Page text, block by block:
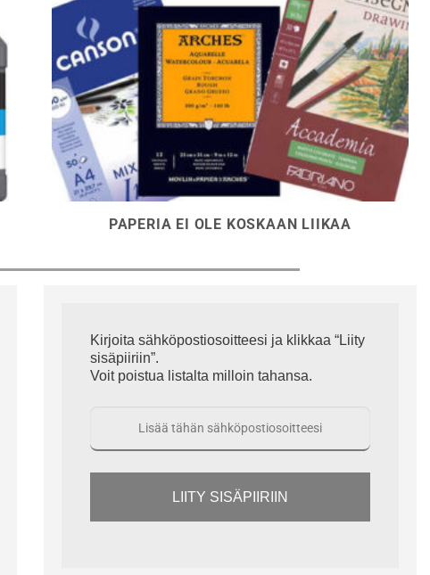
PAPERIA EI OLE KOSKAAN LIIKAA
Kirjoita sähköpostiosoitteesi ja klikkaa “Liity
sisäpiiriin”.
Voit poistua listalta milloin tahansa.
LIITY SISÄPIIRIIN